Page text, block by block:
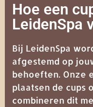
Hoe een
LeidenSpa
Bij LeidenSpa
afgestemd op
behoeften. Onze
plaatsen de cups
combineren dit